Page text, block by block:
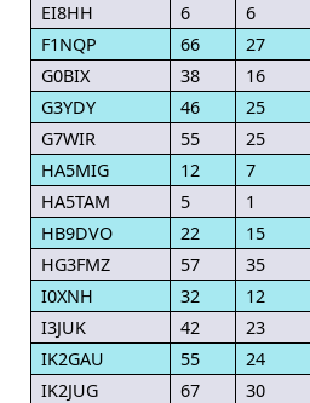
EI8HH
6 6
F1NQP
66 27
G0BIX
38 16
G3YDY
46 25
G7WIR
55 25
HA5MIG
12 7
HA5TAM
5 1
HB9DVO
22 15
HG3FMZ
57 35
I0XNH
32 12
I3JUK
42 23
IK2GAU
55 24
IK2JUG
67 30